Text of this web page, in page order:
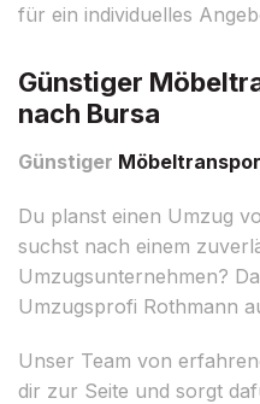
für ein individuelles
Günstiger
nach Bursa
Günstiger
Du planst einen Umzug
suchst nach einem
Umzugsunternehmen?
Umzugsprofi Rothmann
Unser Team von
dir zur Seite und sorgt